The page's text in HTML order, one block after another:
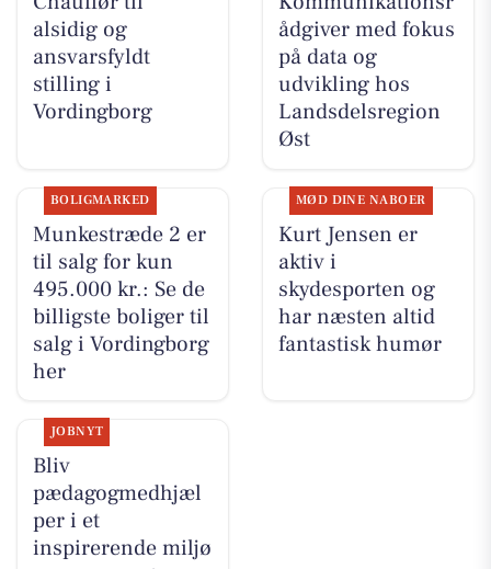
alsidig og
ansvarsfyldt
stilling i
Vordingborg
ådgiver med fokus
på data og
udvikling hos
Landsdelsregion
Øst
BOLIGMARKED
Munkestræde 2 er
til salg for kun
495.000 kr.: Se de
billigste boliger til
salg i Vordingborg
her
MØD DINE NABOER
Kurt Jensen er
aktiv i
skydesporten og
har næsten altid
fantastisk humør
JOBNYT
Bliv
pædagogmedhjæl
per i et
inspirerende miljø